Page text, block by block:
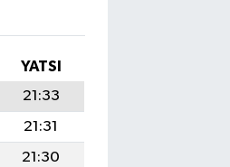
YATSI
21:33
21:31
21:30